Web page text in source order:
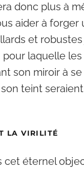
donc plus à
aider à forger
et
pour laquelle
son miroir à
teint seraient
LA VIRILITÉ
cet éternel